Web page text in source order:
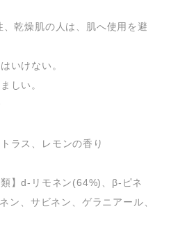
乾燥肌の人は、肌へ使用を避
いけない。
しい。
ラス、レモンの香り
類】d-リモネン(64%)、β-ピネ
ン、サビネン、ゲラニアール、